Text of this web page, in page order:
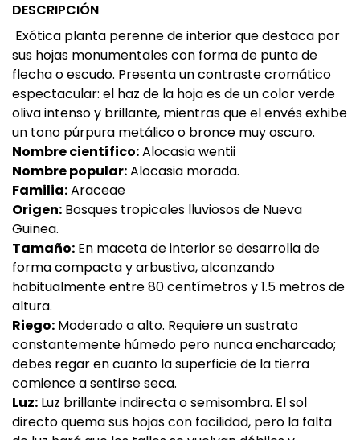
DESCRIPCIÓN
Exótica planta perenne de interior que destaca por
sus hojas monumentales con forma de punta de
flecha o escudo. Presenta un contraste cromático
espectacular: el haz de la hoja es de un color verde
oliva intenso y brillante, mientras que el envés exhibe
un tono púrpura metálico o bronce muy oscuro.
Nombre científico:Alocasia wentii
Nombre popular:Alocasia morada.
Familia:Araceae
Origen: Bosques tropicales lluviosos de Nueva
Guinea.
Tamaño: En maceta de interior se desarrolla de
forma compacta y arbustiva, alcanzando
habitualmente entre 80 centímetros y 1.5 metros de
altura.
Riego: Moderado a alto. Requiere un sustrato
constantemente húmedo pero nunca encharcado;
debes regar en cuanto la superficie de la tierra
comience a sentirse seca.
Luz: Luz brillante indirecta o semisombra. El sol
directo quema sus hojas con facilidad, pero la falta